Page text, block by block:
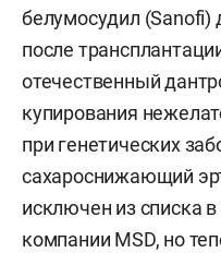
белумосудил (Sanofi)
после
отечественный
купирования
при генетических
сахароснижающий
исключен из списка в
компании MSD, но